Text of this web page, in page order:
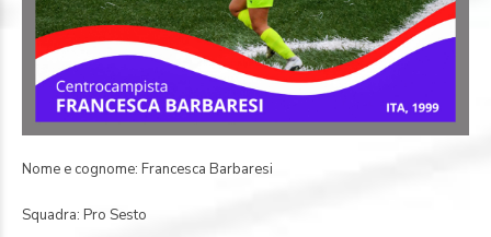
Nome e cognome: Francesca Barbaresi
Squadra: Pro Sesto